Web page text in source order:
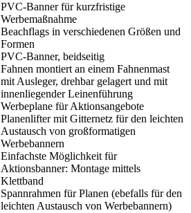
PVC-Banner für kurzfristige
Werbemaßnahme
Beachflags in verschiedenen Größen und
Formen
PVC-Banner, beidseitig
Fahnen montiert an einem Fahnenmast
mit Ausleger, drehbar gelagert und mit
innenliegender Leinenführung
Werbeplane für Aktionsangebote
Planenlifter mit Gitternetz für den leichten
Austausch von großformatigen
Werbebannern
Einfachste Möglichkeit für
Aktionsbanner: Montage mittels
Klettband
Spannrahmen für Planen (ebefalls für den
leichten Austausch von Werbebannern)